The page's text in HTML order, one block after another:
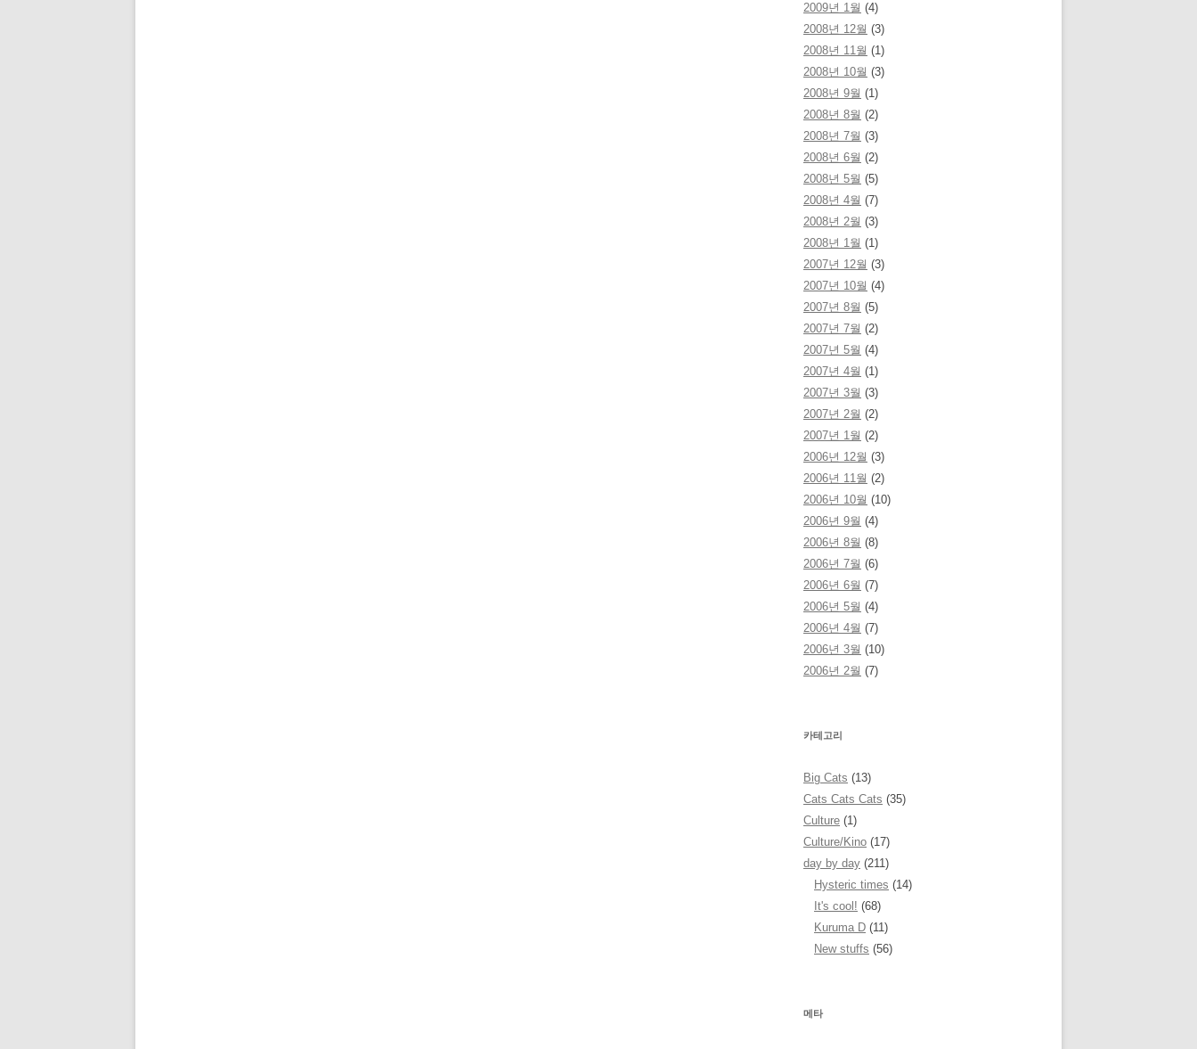
2009년 1월 (4)
2008년 12월 (3)
2008년 11월 (1)
2008년 10월 (3)
2008년 9월 (1)
2008년 8월 (2)
2008년 7월 (3)
2008년 6월 (2)
2008년 5월 (5)
2008년 4월 (7)
2008년 2월 (3)
2008년 1월 (1)
2007년 12월 (3)
2007년 10월 (4)
2007년 8월 (5)
2007년 7월 (2)
2007년 5월 (4)
2007년 4월 (1)
2007년 3월 (3)
2007년 2월 (2)
2007년 1월 (2)
2006년 12월 (3)
2006년 11월 (2)
2006년 10월 (10)
2006년 9월 (4)
2006년 8월 (8)
2006년 7월 (6)
2006년 6월 (7)
2006년 5월 (4)
2006년 4월 (7)
2006년 3월 (10)
2006년 2월 (7)
카테고리
Big Cats (13)
Cats Cats Cats (35)
Culture (1)
Culture/Kino (17)
day by day (211)
Hysteric times (14)
It's cool! (68)
Kuruma D (11)
New stuffs (56)
메타